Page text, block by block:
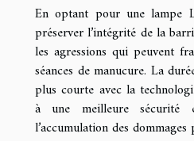
En optant pour une lampe
préserver l’intégrité de la
les agressions qui peuvent
séances de manucure. La
plus courte avec la
à une meilleure
l’accumulation des